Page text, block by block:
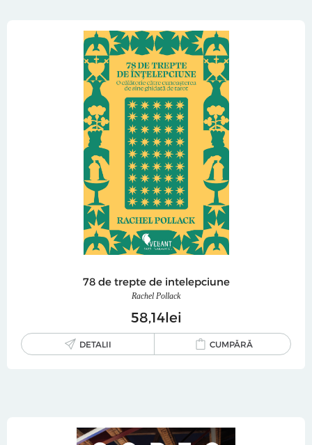
78 de trepte de intelepciune
Rachel Pollack
5814lei
DETALII CUMPĂRĂ